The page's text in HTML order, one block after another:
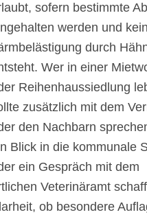
sofern bestimmte
werden und
durch
Wer in einer
Reihenhaussiedlung
zusätzlich mit dem
den Nachbarn
Blick in die kommunale
ein Gespräch mit dem
Veterinäramt
ob besondere